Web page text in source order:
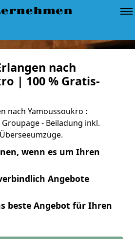
nach
| 100 % Gratis-
nach Yamoussoukro :
- Beiladung inkl.
wenn es um Ihren
Angebote
beste Angebot für Ihren